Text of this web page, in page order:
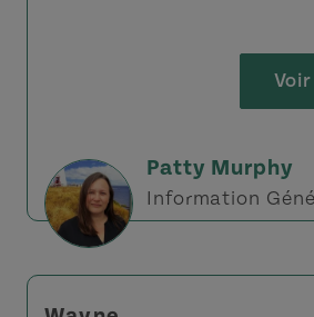
Patty Murphy
Information